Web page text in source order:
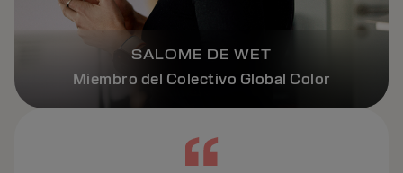
SALOME DE WET
Miembro del Colectivo Global Color